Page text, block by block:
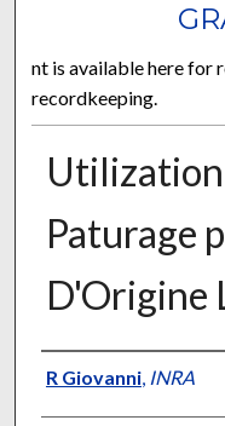
nt is available here for
recordkeeping.
Utilization
Paturage
D'Origine
Presenter
R Giovanni, INRA